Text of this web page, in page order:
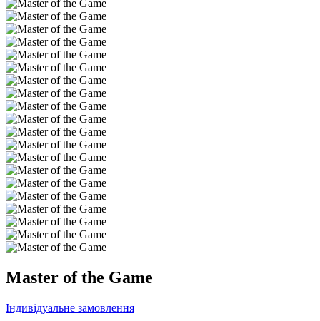
Master of the Game
Індивідуальне замовлення